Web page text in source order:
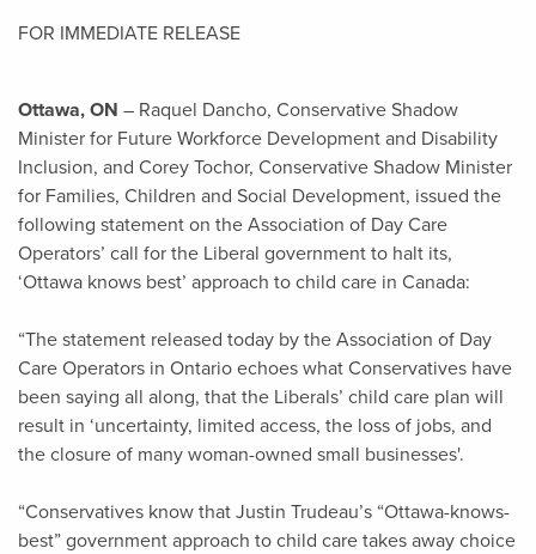
FOR IMMEDIATE RELEASE
Ottawa, ON – Raquel Dancho, Conservative Shadow
Minister for Future Workforce Development and Disability
Inclusion, and Corey Tochor, Conservative Shadow Minister
for Families, Children and Social Development, issued the
following statement on the Association of Day Care
Operators’ call for the Liberal government to halt its,
‘Ottawa knows best’ approach to child care in Canada:
“The statement released today by the Association of Day
Care Operators in Ontario echoes what Conservatives have
been saying all along, that the Liberals’ child care plan will
result in ‘uncertainty, limited access, the loss of jobs, and
the closure of many woman-owned small businesses'.
“Conservatives know that Justin Trudeau’s “Ottawa-knows-
best” government approach to child care takes away choice